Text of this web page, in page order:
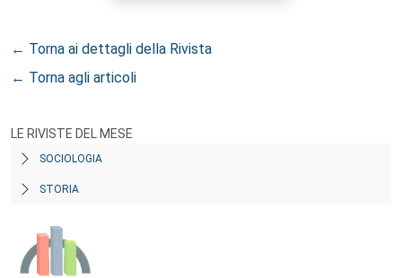
← Torna ai dettagli della Rivista
← Torna agli articoli
LE RIVISTE DEL MESE
SOCIOLOGIA
STORIA